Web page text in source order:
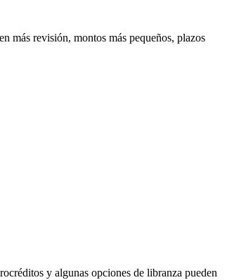
más revisión, montos más pequeños, plazos
y algunas opciones de libranza pueden